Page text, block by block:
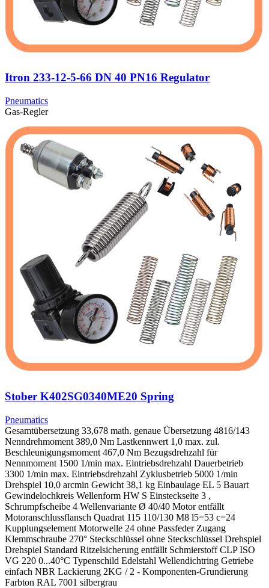
Itron 233-12-5-66 DN 40 PN16 Regulator
Pneumatics
Gas-Regler
Stober K402SG0340ME20 Spring
Pneumatics
Gesamtübersetzung 33,678 math. genaue Übersetzung 4816/143
Nenndrehmoment 389,0 Nm Lastkennwert 1,0 max. zul.
Beschleunigungsmoment 467,0 Nm Bezugsdrehzahl für
Nennmoment 1500 1/min max. Eintriebsdrehzahl Dauerbetrieb
3300 1/min max. Eintriebsdrehzahl Zyklusbetrieb 5000 1/min
Drehspiel 10,0 arcmin Gewicht 38,1 kg Einbaulage EL 5 Bauart
Gewindelochkreis Wellenform HW S Einsteckseite 3 ,
Schrumpfscheibe 4 Wellenvariante Ø 40/40 Motor entfällt
Motoranschlussflansch Quadrat 115 110/130 M8 l5=53 c=24
Kupplungselement Motorwelle 24 ohne Passfeder Zugang
Klemmschraube 270° Steckschlüssel ohne Steckschlüssel Drehspiel
Drehspiel Standard Ritzelsicherung entfällt Schmierstoff CLP ISO
VG 220 0...40°C Typenschild Edelstahl Wellendichtring Getriebe
einfach NBR Lackierung 2KG / 2 - Komponenten-Grundierung
Farbton RAL 7001 silbergrau